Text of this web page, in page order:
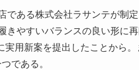
である株式会社ラサンテが制
きやすいバランスの良い形に
実用新案を提出したことから
である。